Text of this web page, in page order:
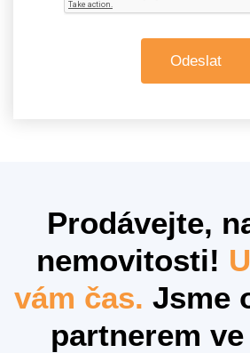
Prodávejte,
nemovitosti!
vám čas. Jsme
partnerem